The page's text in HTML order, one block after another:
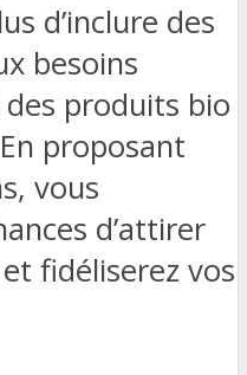
d’inclure des
besoins
produits bio
proposant
vous
d’attirer
fidéliserez vos